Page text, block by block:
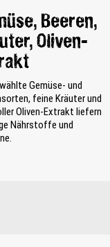
Beeren,
Oliven-
Gemüse- und
feine Kräuter und
Oliven-Extrakt liefern
Nährstoffe und